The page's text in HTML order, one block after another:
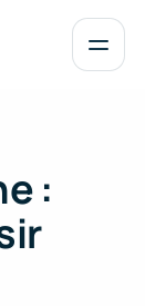
Ouvrir
: